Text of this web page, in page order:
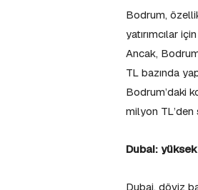
Bodrum,
yatırımcılar
Ancak,
TL bazında
Bodrum’daki
milyon TL’den
Dubai:
Dubai, döviz